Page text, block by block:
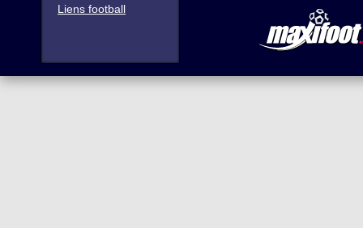
Liens football